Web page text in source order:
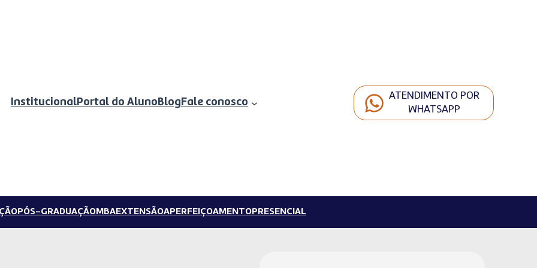
InstitucionalPortal do AlunoBlogFale conosco
ATENDIMENTO POR
WHATSAPP
PÓS-GRADUAÇÃOMBAEXTENSÃOAPERFEIÇOAMENTOPRESENCIAL